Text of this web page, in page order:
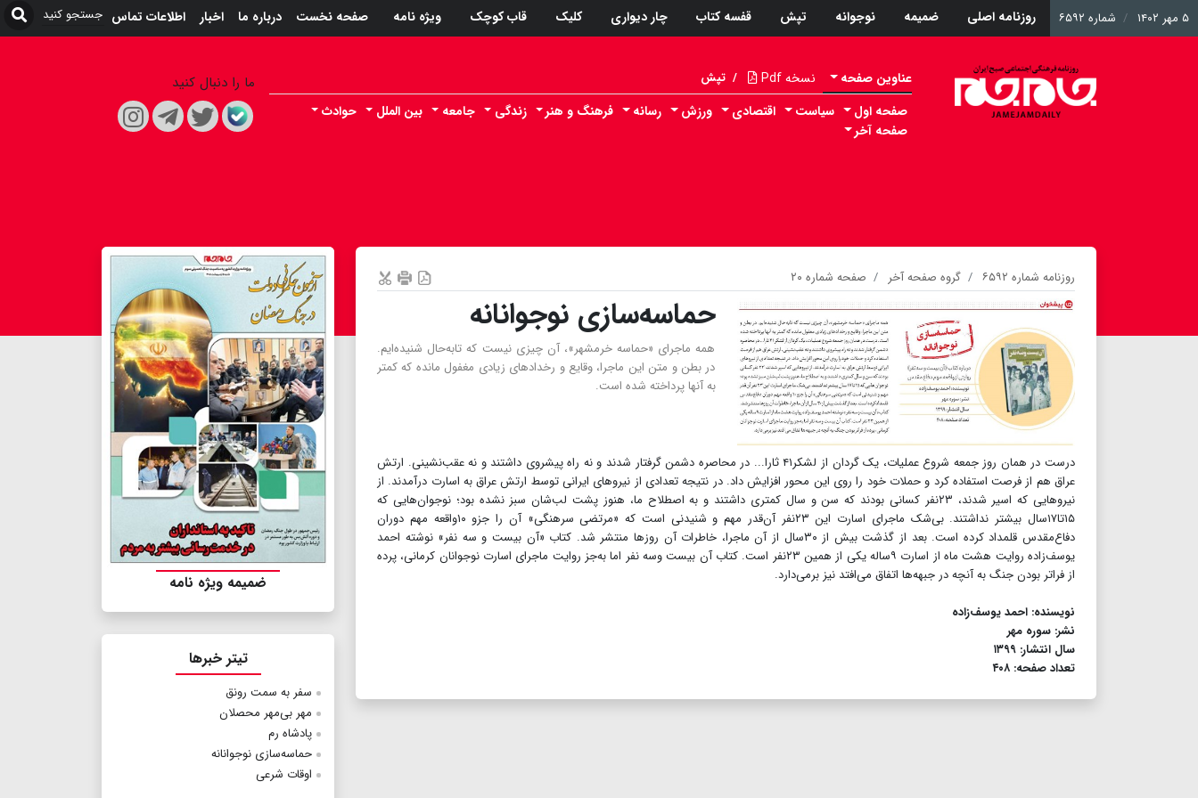
۵ مهر ۱۴۰۲ شماره ۶۵۹۲ روزنامه اصلی ضمیمه نوجوانه تپش قفسه کتاب چار دیواری کلیک قاب کوچک ویژه نامه صفحه نخست درباره ما اخبار اطلاعات تماس
عناوین صفحه نسخه Pdf / تپش
صفحه اول سیاست اقتصادی ورزش رسانه فرهنگ و هنر زندگی جامعه بین الملل
حوادث
صفحه آخر
ما را دنبال کنید
روزنامه شماره ۶۵۹۲ گروه صفحه آخر صفحه شماره ۲۰
حماسه‌سازی نوجوانانه
همه‌ ماجرای «حماسه خرمشهر»، آن چیزی نیست که تابه‌حال شنیده‌ایم.
در بطن و متن این ماجرا، وقایع و رخدادهای زیادی مغفول مانده که کمتر
به آنها پرداخته شده است.
درست در همان روز جمعه شروع عملیات، یک گردان از لشکر۴۱ ثارا... در محاصره‌ دشمن گرفتار شدند و نه راه پیشروی داشتند و نه عقب‌نشینی. ارتش
عراق هم از فرصت استفاده کرد و حملات خود را روی این محور افزایش داد. در نتیجه تعدادی از نیروهای ایرانی توسط ارتش عراق به اسارت درآمدند. از
نیروهایی که اسیر شدند، ۲۳نفر کسانی بودند که سن و سال کمتری داشتند و به اصطلاح ما، هنوز پشت لب‌شان سبز نشده بود؛ نوجوان‌هایی که
۱۵تا۱۷سال بیشتر نداشتند. بی‌شک ماجرای اسارت این ۲۳نفر آن‌قدر مهم و شنیدنی است که «مرتضی سرهنگی» آن را جزو ۱۰واقعه‌ مهم دوران
دفاع‌مقدس قلمداد ‌کرده است. بعد از گذشت بیش از ۳۰سال از آن ماجرا، خاطرات آن روزها منتشر شد. کتاب «آن بیست و سه نفر» نوشته‌ احمد
یوسف‌زاده روایت هشت ماه از اسارت ۹‌ساله یکی از همین ۲۳نفر است. کتاب آن بیست وسه نفر اما به‌جز روایت ماجرای اسارت نوجوانان کرمانی، پرده
از فراتر بودن جنگ به آنچه در جبهه‌ها اتفاق می‌افتد نیز برمی‌دارد.
نویسنده: احمد یوسف‌زاده
نشر: سوره مهر
سال انتشار: ۱۳۹۹
تعداد صفحه: ۴۰۸
ضمیمه ویژه نامه
تیتر خبرها
سفر به سمت رونق
مهر بی‌مهر محصلان
پادشاه رم
حماسه‌سازی نوجوانانه
اوقات شرعی